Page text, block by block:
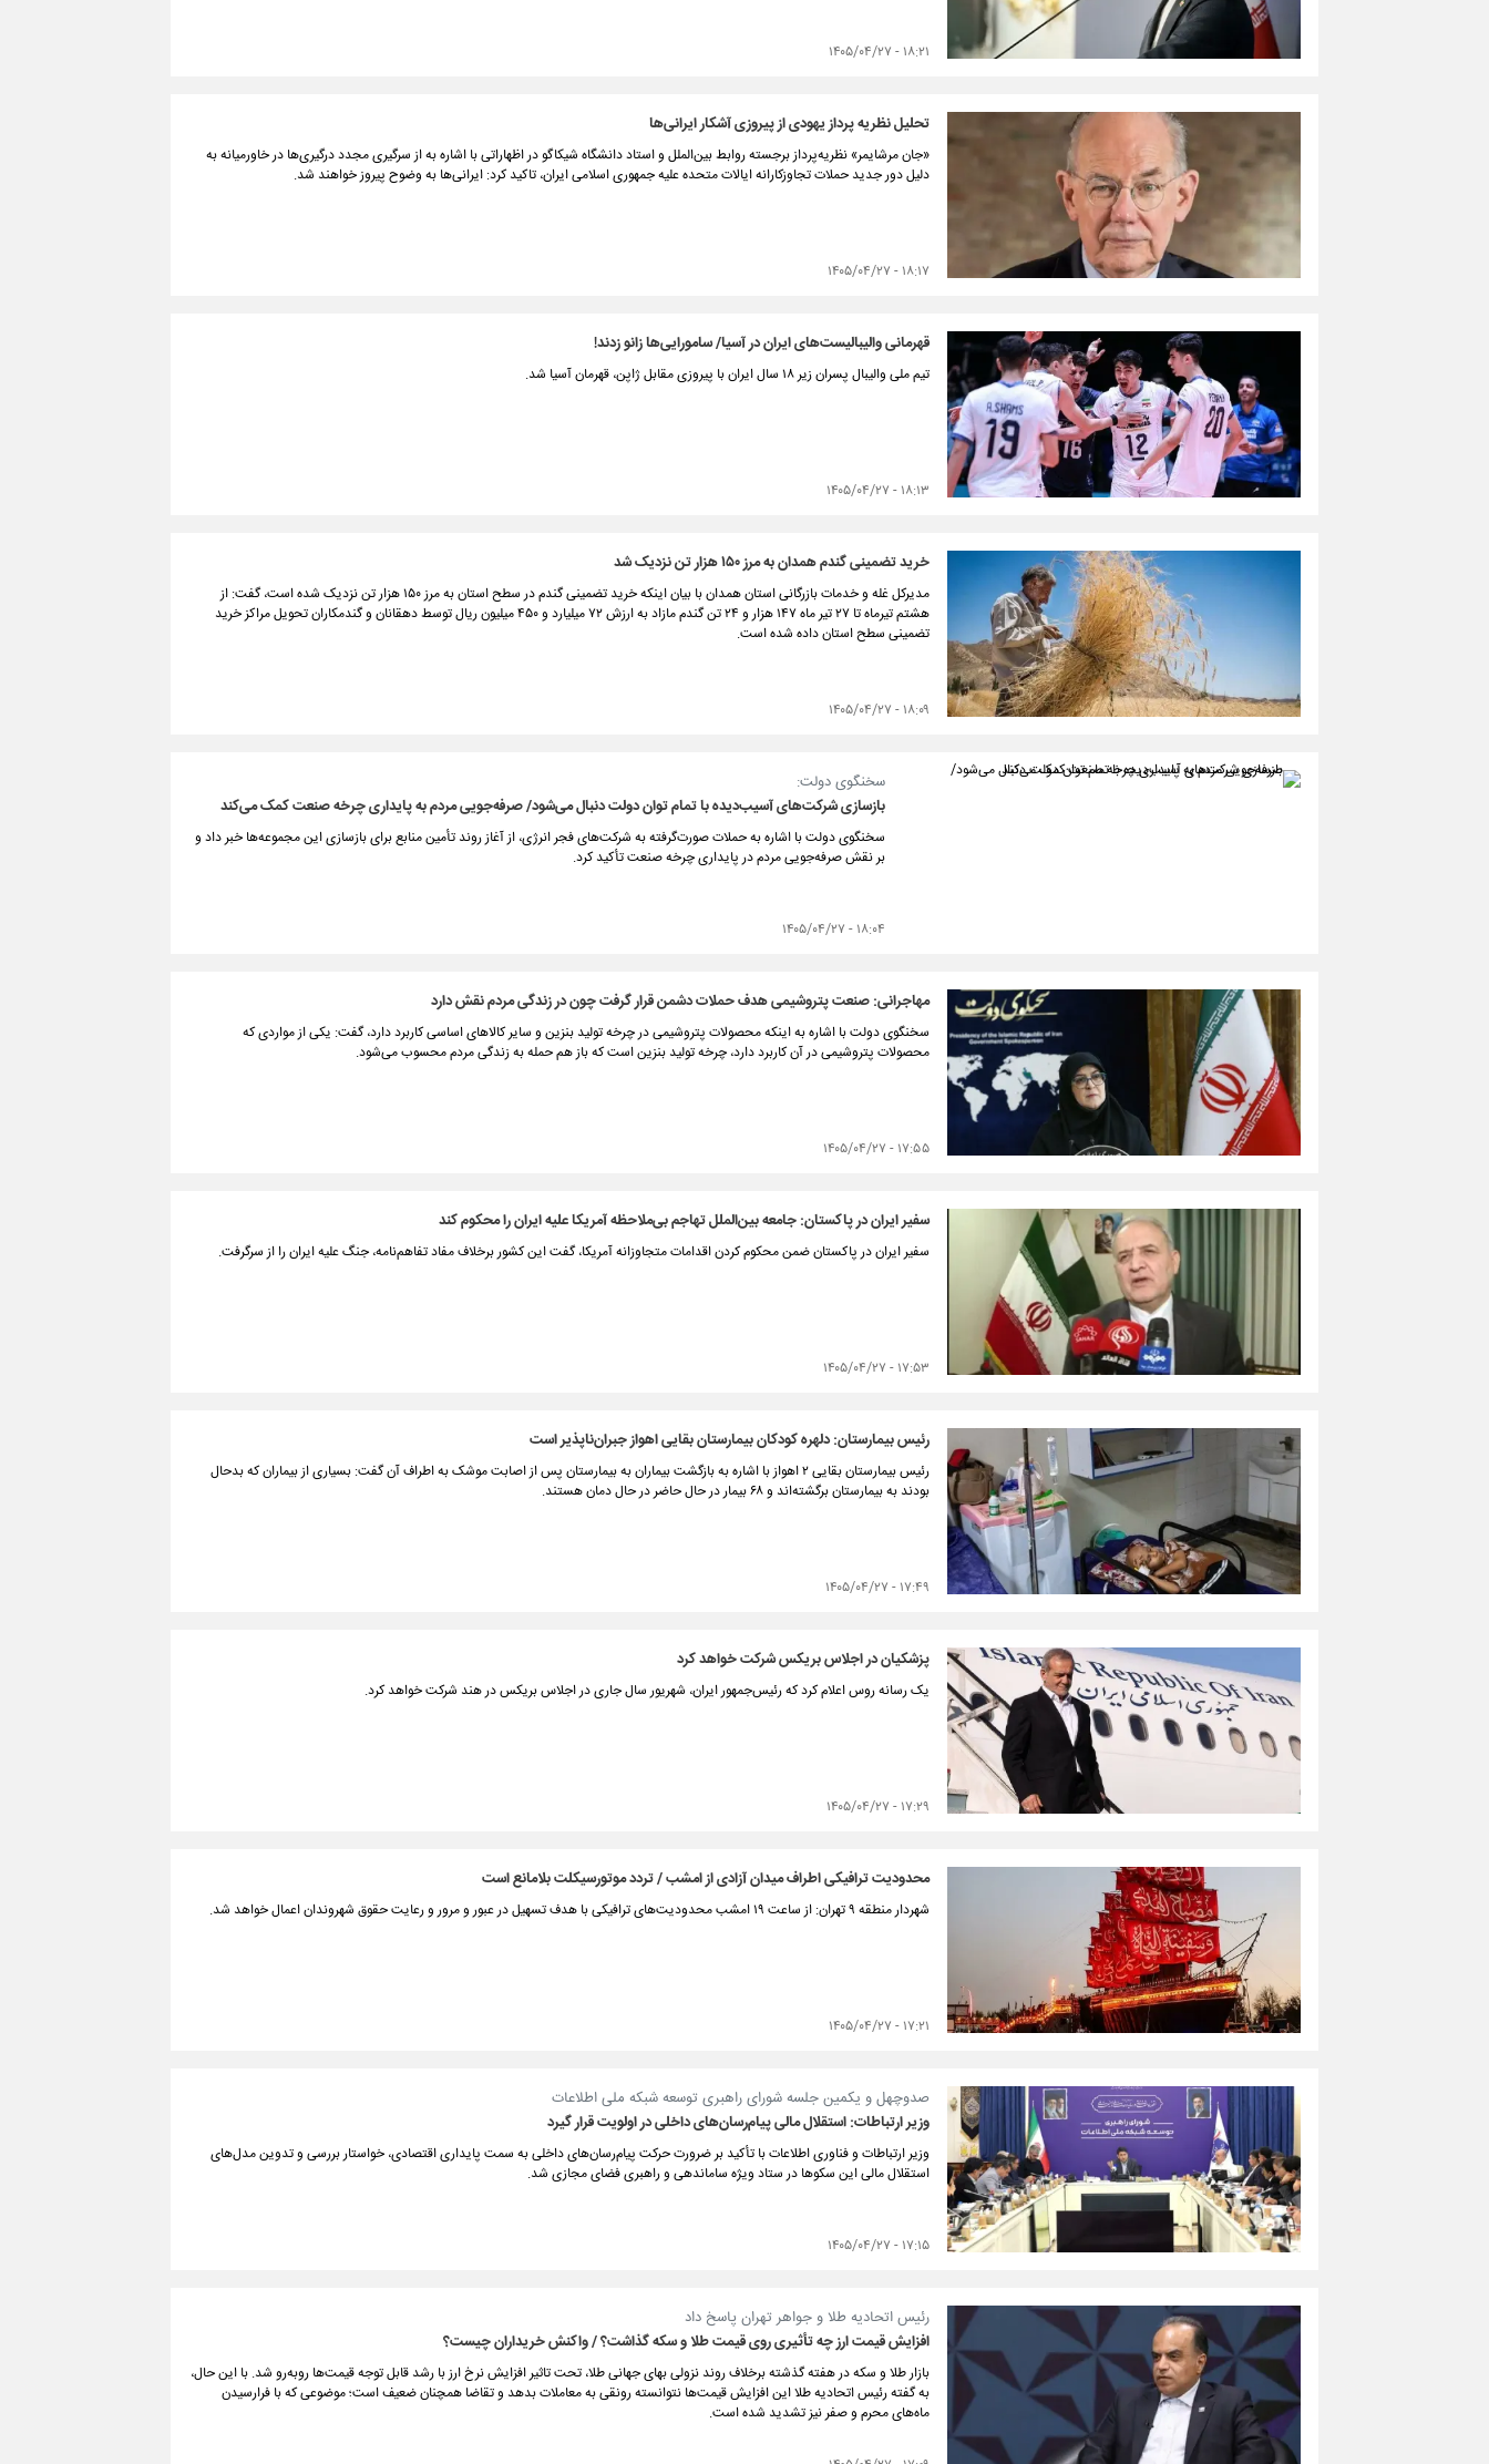
۱۸:۲۱ - ۱۴۰۵/۰۴/۲۷
تحلیل نظریه پرداز یهودی از پیروزی آشکار ایرانی‌ها
«جان مرشایمر» نظریه‌پرداز برجسته روابط بین‌الملل و استاد دانشگاه شیکاگو در اظهاراتی با اشاره به از سرگیری مجدد درگیری‌ها در خاورمیانه به
دلیل دور جدید حملات تجاوزکارانه ایالات متحده علیه جمهوری اسلامی ایران، تاکید کرد: ایرانی‌ها به وضوح پیروز خواهند شد.
۱۸:۱۷ - ۱۴۰۵/۰۴/۲۷
قهرمانی والیبالیست‌های ایران در آسیا/ سامورایی‌ها زانو زدند!
تیم ملی والیبال پسران زیر ۱۸ سال ایران با پیروزی مقابل ژاپن، قهرمان آسیا شد.
۱۸:۱۳ - ۱۴۰۵/۰۴/۲۷
خرید تضمینی گندم همدان به مرز ۱۵۰ هزار تن نزدیک شد
مدیرکل غله‌ و خدمات بازرگانی استان همدان با بیان اینکه خرید تضمینی گندم در سطح استان به مرز ۱۵۰ هزار تن نزدیک شده است، گفت: از
هشتم تیرماه تا ۲۷ تیر ماه ۱۴۷ هزار و ۲۴ تن گندم مازاد به ارزش ۷۲ میلیارد و ۴۵۰ میلیون ریال توسط دهقانان و گندمکاران تحویل مراکز خرید
تضمینی سطح استان داده شده است.
۱۸:۰۹ - ۱۴۰۵/۰۴/۲۷
سخنگوی دولت:
بازسازی شرکت‌های آسیب‌دیده با تمام توان دولت دنبال می‌شود/ صرفه‌جویی مردم به پایداری چرخه صنعت کمک می‌کند
سخنگوی دولت با اشاره به حملات صورت‌گرفته به شرکت‌های فجر انرژی، از آغاز روند تأمین منابع برای بازسازی این مجموعه‌ها خبر داد و
بر نقش صرفه‌جویی مردم در پایداری چرخه صنعت تأکید کرد.
۱۸:۰۴ - ۱۴۰۵/۰۴/۲۷
مهاجرانی: صنعت پتروشیمی‌ هدف حملات دشمن قرار گرفت چون در زندگی مردم نقش دارد
سخنگوی دولت با اشاره به اینکه محصولات پتروشیمی در چرخه تولید بنزین و سایر کالاهای اساسی کاربرد دارد، گفت: یکی از مواردی که
محصولات پتروشیمی در آن کاربرد دارد، چرخه تولید بنزین است که باز هم حمله به زندگی مردم محسوب می‌شود.
۱۷:۵۵ - ۱۴۰۵/۰۴/۲۷
سفیر ایران در پاکستان: جامعه بین‌الملل تهاجم بی‌ملاحظه آمریکا علیه ایران را محکوم کند
سفیر ایران در پاکستان ضمن محکوم کردن اقدامات متجاوزانه آمریکا، گفت این کشور برخلاف مفاد تفاهم‌نامه، جنگ علیه ایران را از سرگرفت.
۱۷:۵۳ - ۱۴۰۵/۰۴/۲۷
رئیس بیمارستان: دلهره کودکان بیمارستان بقایی اهواز جبران‌ناپذیر است
رئیس بیمارستان بقایی ۲ اهواز با اشاره به بازگشت بیماران به بیمارستان پس از اصابت موشک به اطراف آن گفت: بسیاری از بیماران که بدحال
بودند به بیمارستان برگشته‌اند و ۶۸ بیمار در حال حاضر در حال دمان هستند.
۱۷:۴۹ - ۱۴۰۵/۰۴/۲۷
پزشکیان در اجلاس بریکس شرکت خواهد کرد
یک رسانه روس اعلام کرد که رئیس‌جمهور ایران، شهریور سال جاری در اجلاس بریکس در هند شرکت خواهد کرد.
۱۷:۲۹ - ۱۴۰۵/۰۴/۲۷
محدودیت ترافیکی اطراف میدان آزادی از امشب / تردد موتورسیکلت بلامانع است
شهردار منطقه ۹ تهران: از ساعت ۱۹ امشب محدودیت‌های ترافیکی با هدف تسهیل در عبور و مرور و رعایت حقوق شهروندان اعمال خواهد شد.
۱۷:۲۱ - ۱۴۰۵/۰۴/۲۷
صدوچهل و یکمین جلسه شورای راهبری توسعه شبکه ملی اطلاعات
وزیر ارتباطات: استقلال مالی پیام‌رسان‌های داخلی در اولویت قرار گیرد
وزیر ارتباطات و فناوری اطلاعات با تأکید بر ضرورت حرکت پیام‌رسان‌های داخلی به سمت پایداری اقتصادی، خواستار بررسی و تدوین مدل‌های
استقلال مالی این سکوها در ستاد ویژه ساماندهی و راهبری فضای مجازی شد.
۱۷:۱۵ - ۱۴۰۵/۰۴/۲۷
رئیس اتحادیه طلا و جواهر تهران پاسخ داد
افزایش قیمت ارز چه تأثیری روی قیمت طلا و سکه گذاشت؟ / واکنش خریداران چیست؟
بازار طلا و سکه در هفته گذشته برخلاف روند نزولی بهای جهانی طلا، تحت تاثیر افزایش نرخ ارز با رشد قابل توجه قیمت‌ها روبه‌رو شد. با این حال،
به گفته رئیس اتحادیه طلا این افزایش قیمت‌ها نتوانسته رونقی به معاملات بدهد و تقاضا همچنان ضعیف است؛ موضوعی که با فرارسیدن
ماه‌های محرم و صفر نیز تشدید شده است.